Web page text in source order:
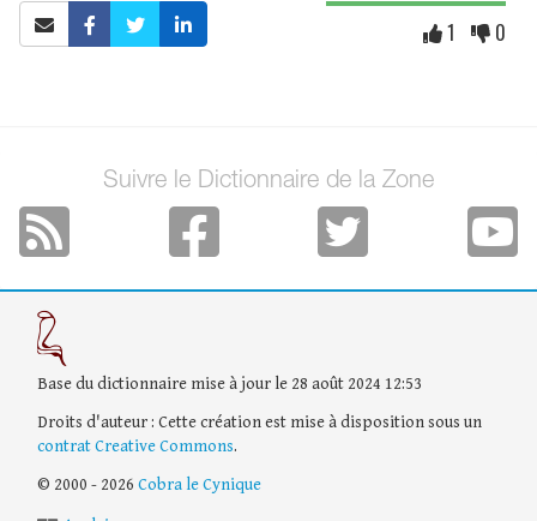
1 0
Suivre le Dictionnaire de la Zone
Base du dictionnaire mise à jour le 28 août 2024 12:53
Droits d'auteur : Cette création est mise à disposition sous un
contrat Creative Commons.
© 2000 - 2026 Cobra le Cynique